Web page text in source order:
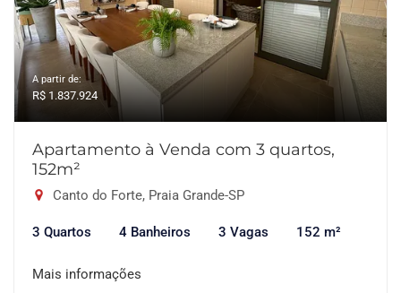
A partir de:
R$ 1.837.924
Apartamento à Venda com 3 quartos,
152m²
Canto do Forte, Praia Grande-SP
3 Quartos 4 Banheiros 3 Vagas 152 m²
Mais informações